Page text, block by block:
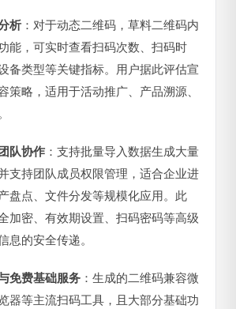
析 ：对于动态二维码，草料二维码内
能，可实时查看扫码次数、扫码时
备类型等关键指标。用户据此评估宣
策略，适用于活动推广、产品溯源、
队协作 ：支持批量导入数据生成大量
支持团队成员权限管理，适合企业进
盘点、文件分发等规模化应用。此
加密、有效期设置、扫码密码等高级
息的安全传递。
免费基础服务 ：生成的二维码兼容微
器等主流扫码工具，且大部分基础功